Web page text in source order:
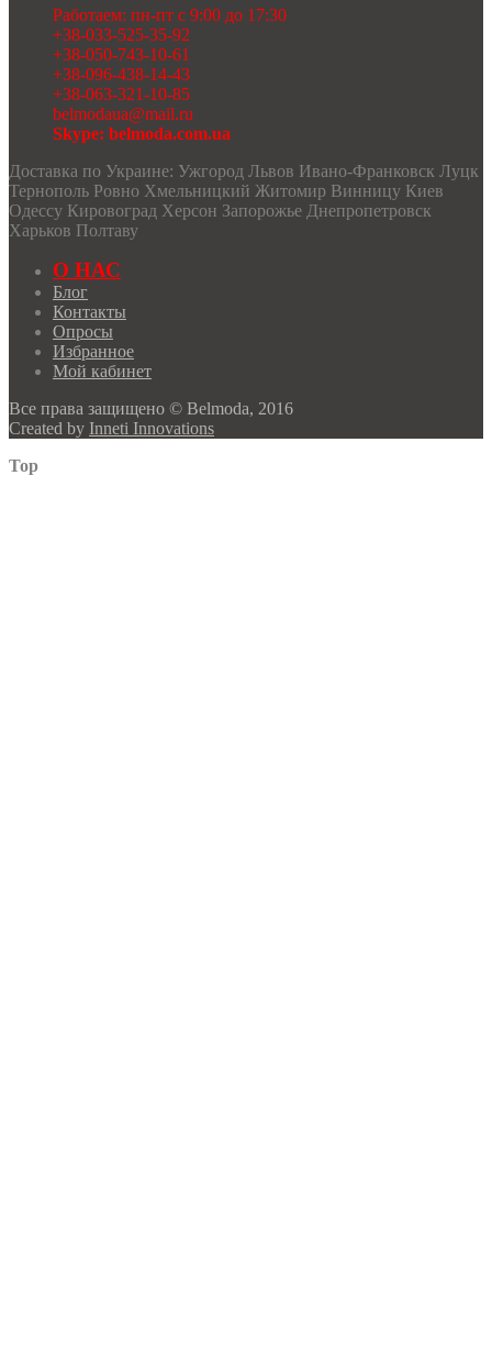
Работаем: пн-пт с 9:00 до 17:30
+38-033-525-35-92
+38-050-743-10-61
+38-096-438-14-43
+38-063-321-10-85
belmodaua@mail.ru
Skype: belmoda.com.ua
Доставка по Украине: Ужгород Львов Ивано-Франковск Луцк
Тернополь Ровно Хмельницкий Житомир Винницу Киев
Одессу Кировоград Херсон Запорожье Днепропетровск
Харьков Полтаву
О НАС
Блог
Контакты
Опросы
Избранное
Мой кабинет
Все права защищено © Belmoda, 2016
Created by Inneti Innovations
Top